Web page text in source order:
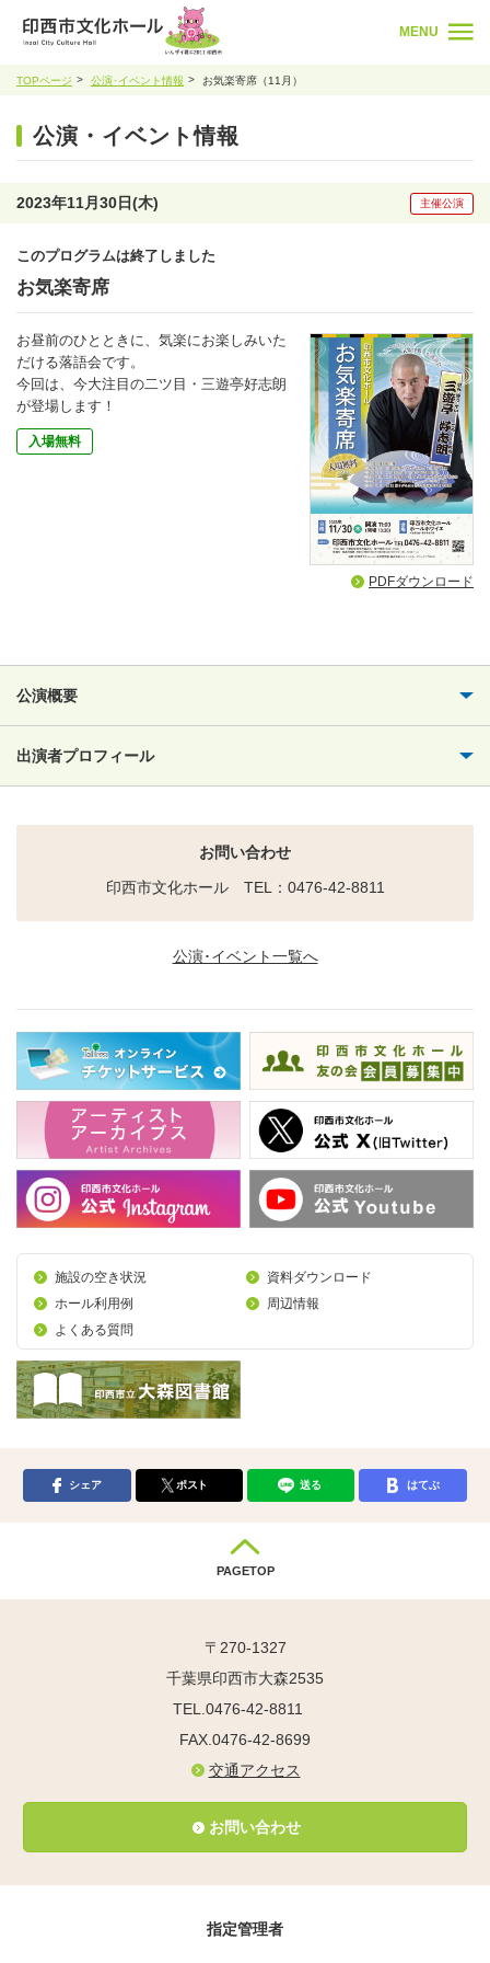
MENU
TOPページ 公演･イベント情報 お気楽寄席（11月）
公演・イベント情報
2023年11月30日(木) 主催公演
このプログラムは終了しました
お気楽寄席
お昼前のひとときに、気楽にお楽しみいた
だける落語会です。
今回は、今大注目の二ツ目・三遊亭好志朗
が登場します！
入場無料
PDFダウンロード
公演概要
出演者プロフィール
お問い合わせ
印西市文化ホール TEL：0476-42-8811
公演･イベント一覧へ
施設の空き状況
資料ダウンロード
ホール利用例
周辺情報
よくある質問
シェア ポスト 送る はてぶ
PAGETOP
〒270-1327
千葉県印西市大森2535
TEL.0476-42-8811
FAX.0476-42-8699
交通アクセス
お問い合わせ
指定管理者